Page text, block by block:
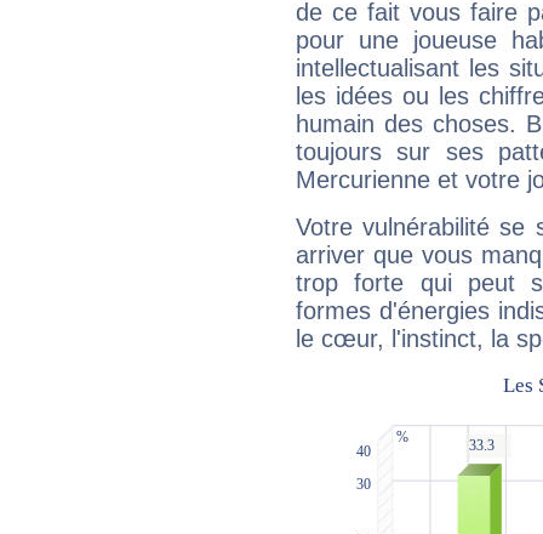
de ce fait vous faire
pour une joueuse
intellectualisant les
les idées ou les
humain des choses.
toujours sur ses
Mercurienne et votre
Votre vulnérabilité se
arriver que vous
trop forte qui peut
formes d'énergies
le cœur, l'instinct, la